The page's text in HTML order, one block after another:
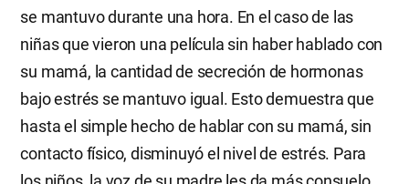
se mantuvo durante una hora. En el caso de las
niñas que vieron una película sin haber hablado con
su mamá, la cantidad de secreción de hormonas
bajo estrés se mantuvo igual. Esto demuestra que
hasta el simple hecho de hablar con su mamá, sin
contacto físico, disminuyó el nivel de estrés. Para